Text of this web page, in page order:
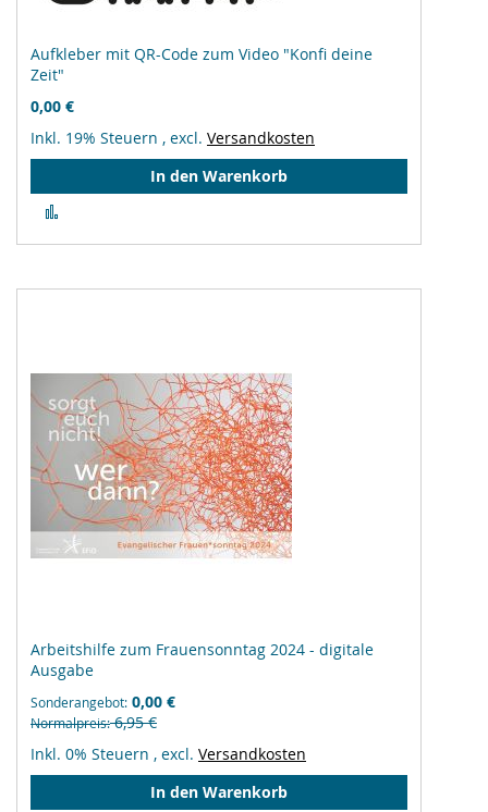
Aufkleber mit QR-Code zum Video "Konfi deine
Zeit"
0,00 €
Inkl. 19% Steuern , excl. Versandkosten
In den Warenkorb
hinzufügen
Arbeitshilfe zum Frauensonntag 2024 - digitale
Ausgabe
Sonderangebot 0,00 €
Normalpreis 6,95 €
Inkl. 0% Steuern , excl. Versandkosten
In den Warenkorb